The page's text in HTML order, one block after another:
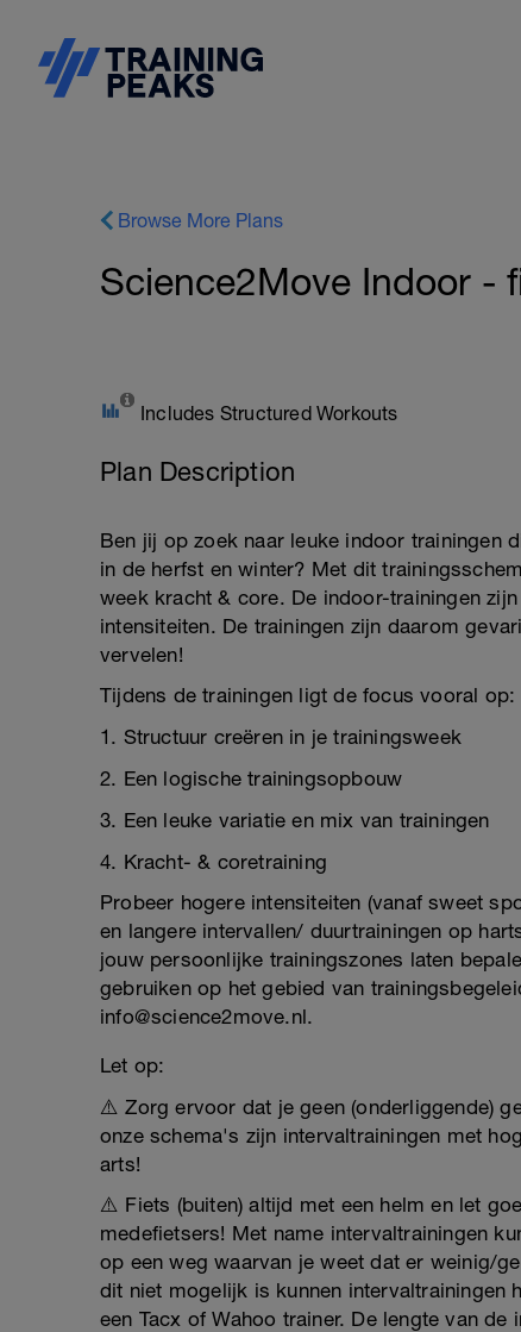
Browse More Plans
Science2Move Indoor -
Includes Structured Workouts
Plan Description
Ben jij op zoek naar leuke indoor trainingen
in de herfst en winter? Met dit
week kracht & core. De indoor-trainingen
intensiteiten. De trainingen zijn daarom
vervelen!
Tijdens de trainingen ligt de focus vooral op:
1. Structuur creëren in je trainingsweek
2. Een logische trainingsopbouw
3. Een leuke variatie en mix van trainingen
4. Kracht- & coretraining
Probeer hogere intensiteiten (vanaf sweet
en langere intervallen/ duurtrainingen op
jouw persoonlijke trainingszones laten
gebruiken op het gebied van
info@science2move.nl.
Let op:
⚠️ Zorg ervoor dat je geen (onderliggende)
onze schema's zijn intervaltrainingen met
arts!
⚠️ Fiets (buiten) altijd met een helm en let
medefietsers! Met name intervaltrainingen
op een weg waarvan je weet dat er weinig/
dit niet mogelijk is kunnen intervaltrainingen
een Tacx of Wahoo trainer. De lengte van